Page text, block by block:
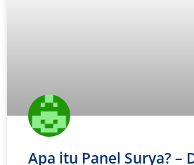
Apa itu Panel Surya? –